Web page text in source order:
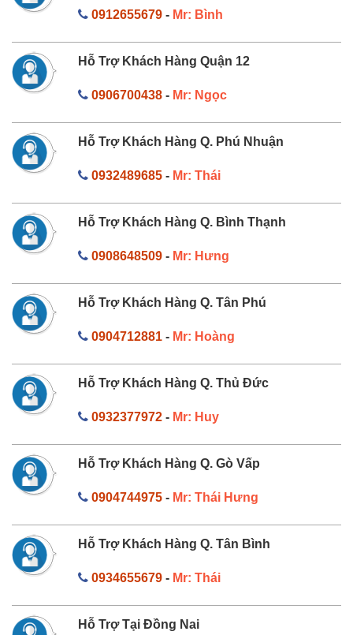
0912655679- Mr: Bình
Hỗ Trợ Khách Hàng Quận 12
0906700438- Mr: Ngọc
Hỗ Trợ Khách Hàng Q. Phú Nhuận
0932489685- Mr: Thái
Hỗ Trợ Khách Hàng Q. Bình Thạnh
0908648509- Mr: Hưng
Hỗ Trợ Khách Hàng Q. Tân Phú
0904712881- Mr: Hoàng
Hỗ Trợ Khách Hàng Q. Thủ Đức
0932377972- Mr: Huy
Hỗ Trợ Khách Hàng Q. Gò Vấp
0904744975- Mr: Thái Hưng
Hỗ Trợ Khách Hàng Q. Tân Bình
0934655679- Mr: Thái
Hỗ Trợ Tại Đồng Nai